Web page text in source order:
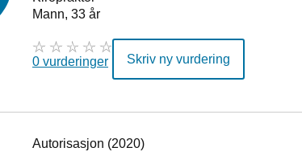
Mann, 33 år
0 vurderinger Skriv ny vurdering
Autorisasjon (2020)